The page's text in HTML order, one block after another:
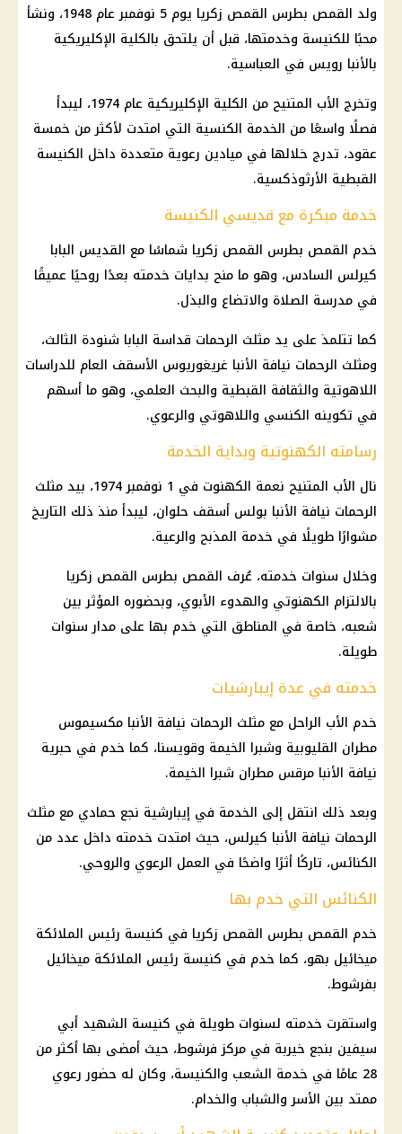
ولد القمص بطرس القمص زكريا يوم 5 نوفمبر عام 1948، ونشأ
محبًا للكنيسة وخدمتها، قبل أن يلتحق بالكلية الإكليريكية
بالأنبا رويس في العباسية.
وتخرج الأب المتنيح من الكلية الإكليريكية عام 1974، ليبدأ
فصلًا واسعًا من الخدمة الكنسية التي امتدت لأكثر من خمسة
عقود، تدرج خلالها في ميادين رعوية متعددة داخل الكنيسة
القبطية الأرثوذكسية.
خدمة مبكرة مع قديسي الكنيسة
خدم القمص بطرس القمص زكريا شماسًا مع القديس البابا
كيرلس السادس، وهو ما منح بدايات خدمته بعدًا روحيًا عميقًا
في مدرسة الصلاة والاتضاع والبذل.
كما تتلمذ على يد مثلث الرحمات قداسة البابا شنودة الثالث،
ومثلث الرحمات نيافة الأنبا غريغوريوس الأسقف العام للدراسات
اللاهوتية والثقافة القبطية والبحث العلمي، وهو ما أسهم
في تكوينه الكنسي واللاهوتي والرعوي.
رسامته الكهنوتية وبداية الخدمة
نال الأب المتنيح نعمة الكهنوت في 1 نوفمبر 1974، بيد مثلث
الرحمات نيافة الأنبا بولس أسقف حلوان، ليبدأ منذ ذلك التاريخ
مشوارًا طويلًا في خدمة المذبح والرعية.
وخلال سنوات خدمته، عُرف القمص بطرس القمص زكريا
بالالتزام الكهنوتي والهدوء الأبوي، وبحضوره المؤثر بين
شعبه، خاصة في المناطق التي خدم بها على مدار سنوات
طويلة.
خدمته في عدة إيبارشيات
خدم الأب الراحل مع مثلث الرحمات نيافة الأنبا مكسيموس
مطران القليوبية وشبرا الخيمة وقويسنا، كما خدم في حبرية
نيافة الأنبا مرقس مطران شبرا الخيمة.
وبعد ذلك انتقل إلى الخدمة في إيبارشية نجع حمادي مع مثلث
الرحمات نيافة الأنبا كيرلس، حيث امتدت خدمته داخل عدد من
الكنائس، تاركًا أثرًا واضحًا في العمل الرعوي والروحي.
الكنائس التي خدم بها
خدم القمص بطرس القمص زكريا في كنيسة رئيس الملائكة
ميخائيل بهو، كما خدم في كنيسة رئيس الملائكة ميخائيل
بفرشوط.
واستقرت خدمته لسنوات طويلة في كنيسة الشهيد أبي
سيفين بنجع خيربة في مركز فرشوط، حيث أمضى بها أكثر من
28 عامًا في خدمة الشعب والكنيسة، وكان له حضور رعوي
ممتد بين الأسر والشباب والخدام.